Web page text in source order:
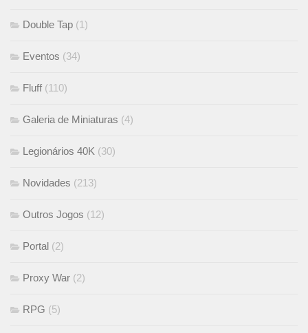
Double Tap (1)
Eventos (34)
Fluff (110)
Galeria de Miniaturas (4)
Legionários 40K (30)
Novidades (213)
Outros Jogos (12)
Portal (2)
Proxy War (2)
RPG (5)